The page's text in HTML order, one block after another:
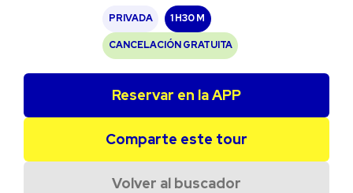
PRIVADA 1 H30 M
CANCELACIÓN GRATUITA
Reservar en la APP
Comparte este tour
Volver al buscador